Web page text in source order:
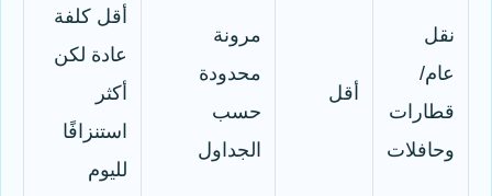
نقل
عام/
قطارات
وحافلات
أقل
مرونة
محدودة
حسب
الجداول
أقل كلفة
عادة لكن
أكثر
استنزافًا
لليوم